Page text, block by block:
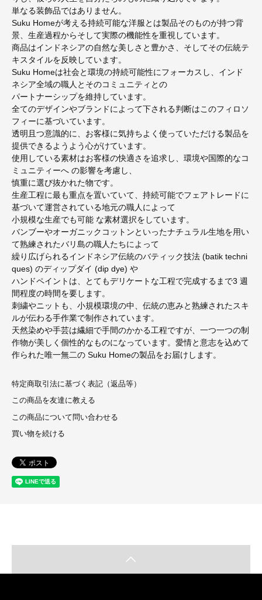
単なる装飾品ではありません。
Suku Homeが考える持続可能な洋服とは製品そのものが持つ背
景、生産過程からそして実際の機能性を重視しています。
商品はインドネシアの自然な美しさと豊かさ、そしてその伝統テ
キスタイルを反映しています。
Suku Homeは社会と環境の持続可能性にフォーカスし、インド
ネシア全域の職人とそのコミュニティとの
パートナーシップを維持しています。
全てのデザインやブランドによって下される判断はこのフィロソ
フィーに基づいています。
透明且つ意識的に、お客様に気持ちよく使っていただける製品を
提供できるようよう心がけています。
使用している素材はお客様の快適さを追求し、環境や国際的なコ
ミュニティーへ の影響を考慮し、
慎重に選び抜かれた物です。
生産工程に最も重点を置いていて、持続可能でフェアトレードに
基づいて運営されている地元の職人によって
小規模な生産でも可能 な素材選択をしています。
バンブーやオーガニックコットンといったナチュラル生地を用い
て熟練されたバリ島の職人たちによって
繰り広げられるインドネシア伝統のバティック技法 (batik techni
ques) のディップダイ (dip dye) や
ハンドペイントは、とてもデリケートな工程で完成するまで3 週
間程度の時間を要します。
刺繍やニットも、小規模環境の中、伝統の恵みと熟練されたスキ
ルが伝わる手作業で制作されています。
天然染めや手芸は繊細で手間のかかる工程ですが、一つ一つの制
作物が美しく個性的なものになっています。愛情と意志を込めて
作られた唯一無二の Suku Homeの製品をお届けします。
特定商取引法に基づく表記（返品等）
この商品を友達に教える
この商品について問い合わせる
買い物を続ける